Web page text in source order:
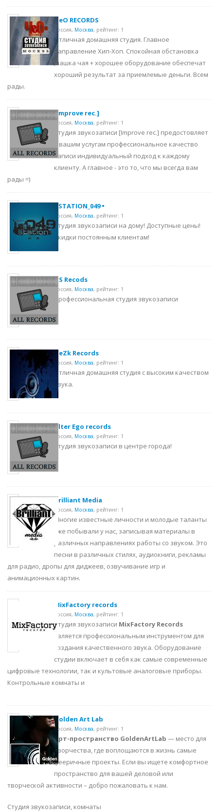
ЧеО RECORDS
Россия, Москва, рейтинг: 1
Отличная домашняя студия. Главное
направление Хип-Хоп. Спокойная обстановка
,чашка чая + хорошее оборудование обеспечат
хороший результат за приемлемые деньги. Всем
рады.
[Improve rec.]
Россия, Москва, рейтинг: 1
Студия звукозаписи [Improve rec.] предостовляет
к вашим услугам профессиональное качество
записи индивидуальный подход к каждому
клиенту. А главное - это то, что мы всегда вам
рады =)
• STATION_049 •
Россия, Москва, рейтинг: 1
Студия звукозаписи на дому! Доступные цены!
Скидки постоянным клиентам!
DS Recods
Россия, Москва, рейтинг: 1
Профессиональная студия звукозаписи
HeZk Records
Россия, Москва, рейтинг: 1
Отличная домашняя студия с высоким качеством
звука.
Alter Ego records
Россия, Москва, рейтинг: 1
Студия звукозаписи в центре города!
Brilliant Media
Россия, Москва, рейтинг: 1
Многие известные личности и молодые таланты
уже побывали у нас, записывая материалы в
различных направлениях работы со звуком. Это
песни в различных стилях, аудиокниги, рекламы
для радио, дропы для диджеев, озвучивание игр и
анимационных картин.
MixFactory records
Россия, Москва, рейтинг: 1
Студия звукозаписи MixFactory Records
является профессиональным инструментом для
создания качественного звука. Оборудование
студии включает в себя как самые современные
цифровые технологии, так и культовые аналоговые приборы.
Контрольные комнаты и
Golden Art Lab
Россия, Москва, рейтинг: 1
Арт-пространство GoldenArtLab — место для
творчества, где воплощаются в жизнь самые
фееричные проекты. Если вы ищете комфортное
пространство для вашей деловой или
творческой активности – добро пожаловать к нам.
Студия звукозаписи, комнаты